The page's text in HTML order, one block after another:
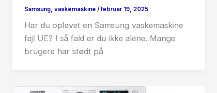
Samsung vaskemaskine /februar 19, 2025
Har du oplevet en Samsung vaskemaskine
fejl UE? I så fald er du ikke alene. Mange
brugere har stødt på